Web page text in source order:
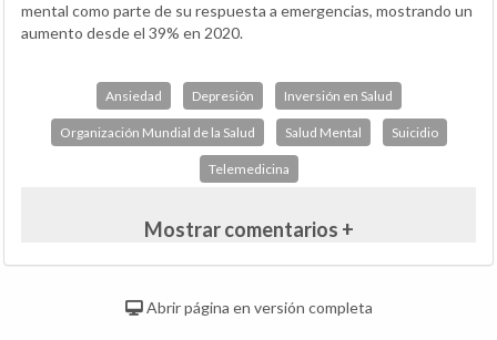
mental como parte de su respuesta a emergencias, mostrando un
aumento desde el 39% en 2020.
Ansiedad Depresión Inversión en Salud
Organización Mundial de la Salud Salud Mental Suicidio
Telemedicina
Mostrar comentarios +
Abrir página en versión completa